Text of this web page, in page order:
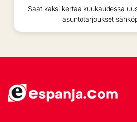
Saat kaksi kertaa kuukaudessa
asuntotarjoukset